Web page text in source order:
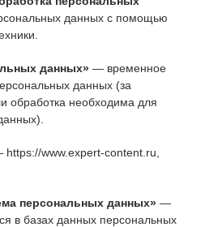
данных с помощью
данных» — временное
данных (за
обработка необходима для
www.expert-content.ru,
персональных данных» —
в базах данных персональных